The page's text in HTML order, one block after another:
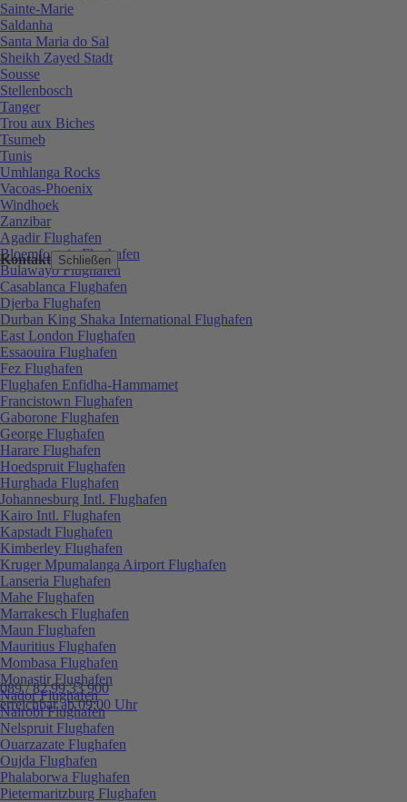
Kontakt Schließen
089 / 82 99 33 900
erreichbar ab 09:00 Uhr
Sainte-Marie
Saldanha
Santa Maria do Sal
Sheikh Zayed Stadt
Sousse
Stellenbosch
Tanger
Trou aux Biches
Tsumeb
Tunis
Umhlanga Rocks
Vacoas-Phoenix
Windhoek
Zanzibar
Agadir Flughafen
Bloemfontein Flughafen
Bulawayo Flughafen
Casablanca Flughafen
Djerba Flughafen
Durban King Shaka International Flughafen
East London Flughafen
Essaouira Flughafen
Fez Flughafen
Flughafen Enfidha-Hammamet
Francistown Flughafen
Gaborone Flughafen
George Flughafen
Harare Flughafen
Hoedspruit Flughafen
Hurghada Flughafen
Johannesburg Intl. Flughafen
Kairo Intl. Flughafen
Kapstadt Flughafen
Kimberley Flughafen
Kruger Mpumalanga Airport Flughafen
Lanseria Flughafen
Mahe Flughafen
Marrakesch Flughafen
Maun Flughafen
Mauritius Flughafen
Mombasa Flughafen
Monastir Flughafen
Nador Flughafen
Nairobi Flughafen
Nelspruit Flughafen
Ouarzazate Flughafen
Oujda Flughafen
Phalaborwa Flughafen
Pietermaritzburg Flughafen